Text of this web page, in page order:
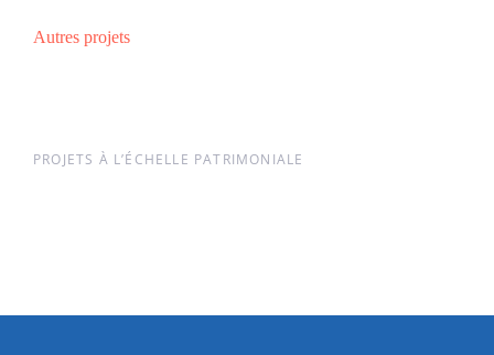
Autres projets
PROJETS À L’ÉCHELLE PATRIMONIALE